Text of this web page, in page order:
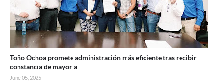
Toño Ochoa promete administración más eficiente tras recibir
constancia de mayoría
June 05, 2025